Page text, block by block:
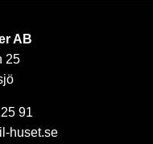
AB
25
91
huset.se